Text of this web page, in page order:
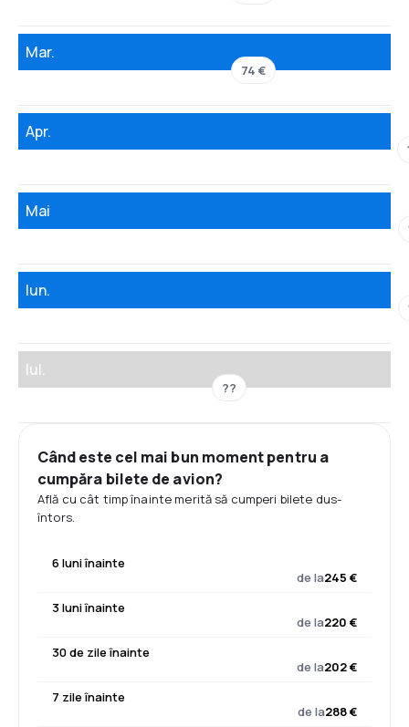
Mar.
74 €
Apr.
Mai
Iun.
Iul.
??
Când este cel mai bun moment pentru a
cumpăra bilete de avion?
Află cu cât timp înainte merită să cumperi bilete dus-
întors.
6 luni înainte
de la245 €
3 luni înainte
de la220 €
30 de zile înainte
de la202 €
7 zile înainte
de la288 €